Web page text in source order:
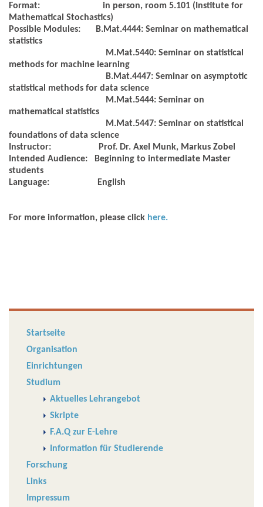
Format:
in person, room 5.101 (Institute for
Mathematical Stochastics)
Possible Modules:
B.Mat.4444: Seminar on mathematical
statistics
M.Mat.5440: Seminar on statistical
methods for machine learning
B.Mat.4447: Seminar on asymptotic
statistical methods for data science
M.Mat.5444: Seminar on
mathematical statistics
M.Mat.5447: Seminar on statistical
foundations of data science
Instructor:
Prof. Dr. Axel Munk, Markus Zobel
Intended Audience:
Beginning to intermediate Master
students
Language:
English
For more information, please click here.
Startseite
Organisation
Einrichtungen
Studium
Aktuelles Lehrangebot
Skripte
F.A.Q zur E-Lehre
Information für Studierende
Forschung
Links
Impressum